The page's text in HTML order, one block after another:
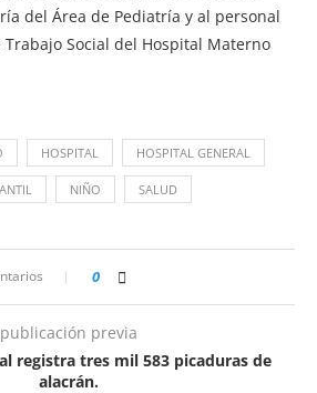
del Área de Pediatría y al personal
Social del Hospital Materno
HOSPITAL HOSPITAL GENERAL
NIÑO SALUD
0
publicación previa
registra tres mil 583 picaduras de
alacrán.